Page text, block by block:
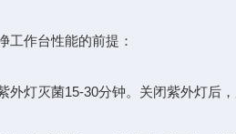
工作台性能的前提：
外灯灭菌15-30分钟。关闭紫外灯后